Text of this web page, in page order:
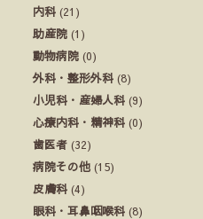
内科 (21)
助産院 (1)
動物病院 (0)
外科・整形外科 (8)
小児科・産婦人科 (9)
心療内科・精神科 (0)
歯医者 (32)
病院その他 (15)
皮膚科 (4)
眼科・耳鼻咽喉科 (8)